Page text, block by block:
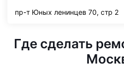
пр-т Юных ленинцев 70, стр 2
Где сделать